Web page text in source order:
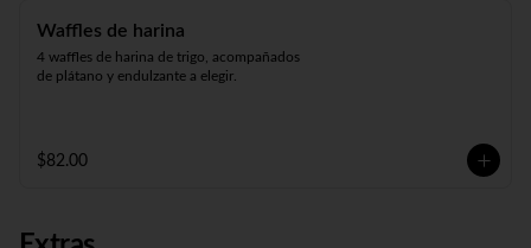
Waffles de harina
4 waffles de harina de trigo, acompañados
de plátano y endulzante a elegir.
$82.00